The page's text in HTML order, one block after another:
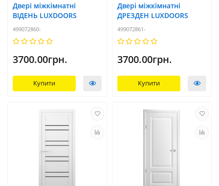
Двері міжкімнатні
ВІДЕНЬ LUXDOORS
499072860-
3700.00грн.
Купити
Двері міжкімнатні
ДРЕЗДЕН LUXDOORS
499072861-
3700.00грн.
Купити